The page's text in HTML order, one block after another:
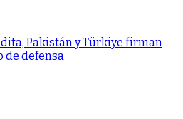
Pakistán y Türkiye firman
de defensa